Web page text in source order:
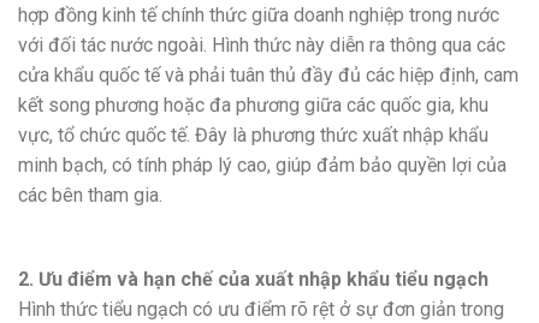
hợp đồng kinh tế chính thức giữa doanh nghiệp trong nước
với đối tác nước ngoài. Hình thức này diễn ra thông qua các
cửa khẩu quốc tế và phải tuân thủ đầy đủ các hiệp định, cam
kết song phương hoặc đa phương giữa các quốc gia, khu
vực, tổ chức quốc tế. Đây là phương thức xuất nhập khẩu
minh bạch, có tính pháp lý cao, giúp đảm bảo quyền lợi của
các bên tham gia.
2. Ưu điểm và hạn chế của xuất nhập khẩu tiểu ngạch
Hình thức tiểu ngạch có ưu điểm rõ rệt ở sự đơn giản trong